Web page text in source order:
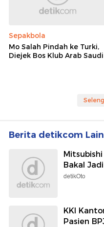
Sepakbola
Mo Salah Pindah ke Turki,
Diejek Bos Klub Arab Saudi
Berita detikcom
Bakal
detikOto
KKI
Pasien